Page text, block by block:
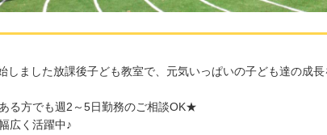
しました放課後子ども教室で、元気いっぱいの子ども達の成
る方でも週2～5日勤務のご相談OK★
広く活躍中♪